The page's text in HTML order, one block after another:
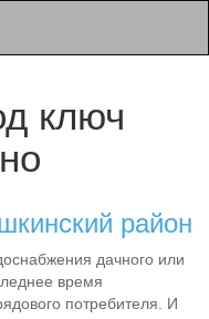
ключ
район
дачного или
время
потребителя. И